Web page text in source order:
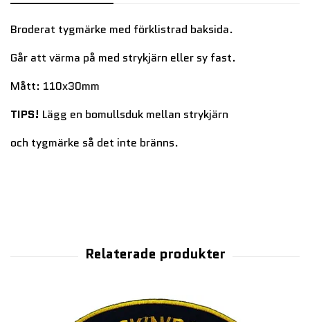
Broderat tygmärke med förklistrad baksida.
Går att värma på med strykjärn eller sy fast.
Mått: 110x30mm
TIPS! Lägg en bomullsduk mellan strykjärn
och tygmärke så det inte bränns.